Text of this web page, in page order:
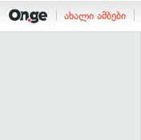
ახალი ამბები